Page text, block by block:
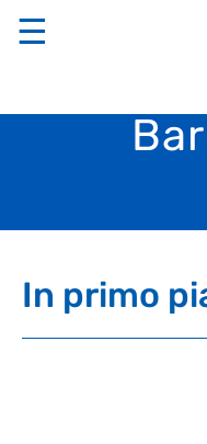
☰
In primo